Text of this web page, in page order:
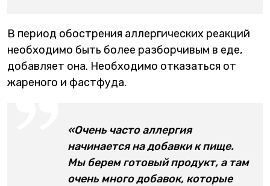
В период обострения аллергических реакций
необходимо быть более разборчивым в еде,
добавляет она. Необходимо отказаться от
жареного и фастфуда.
«Очень часто аллергия
начинается на добавки к пище.
Мы берем готовый продукт, а там
очень много добавок, которые